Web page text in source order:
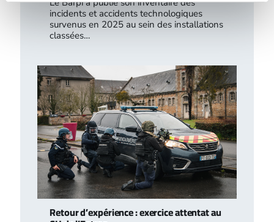
Le Barpi a publié son inventaire des
incidents et accidents technologiques
survenus en 2025 au sein des installations
classées…
Retour d’expérience : exercice attentat au